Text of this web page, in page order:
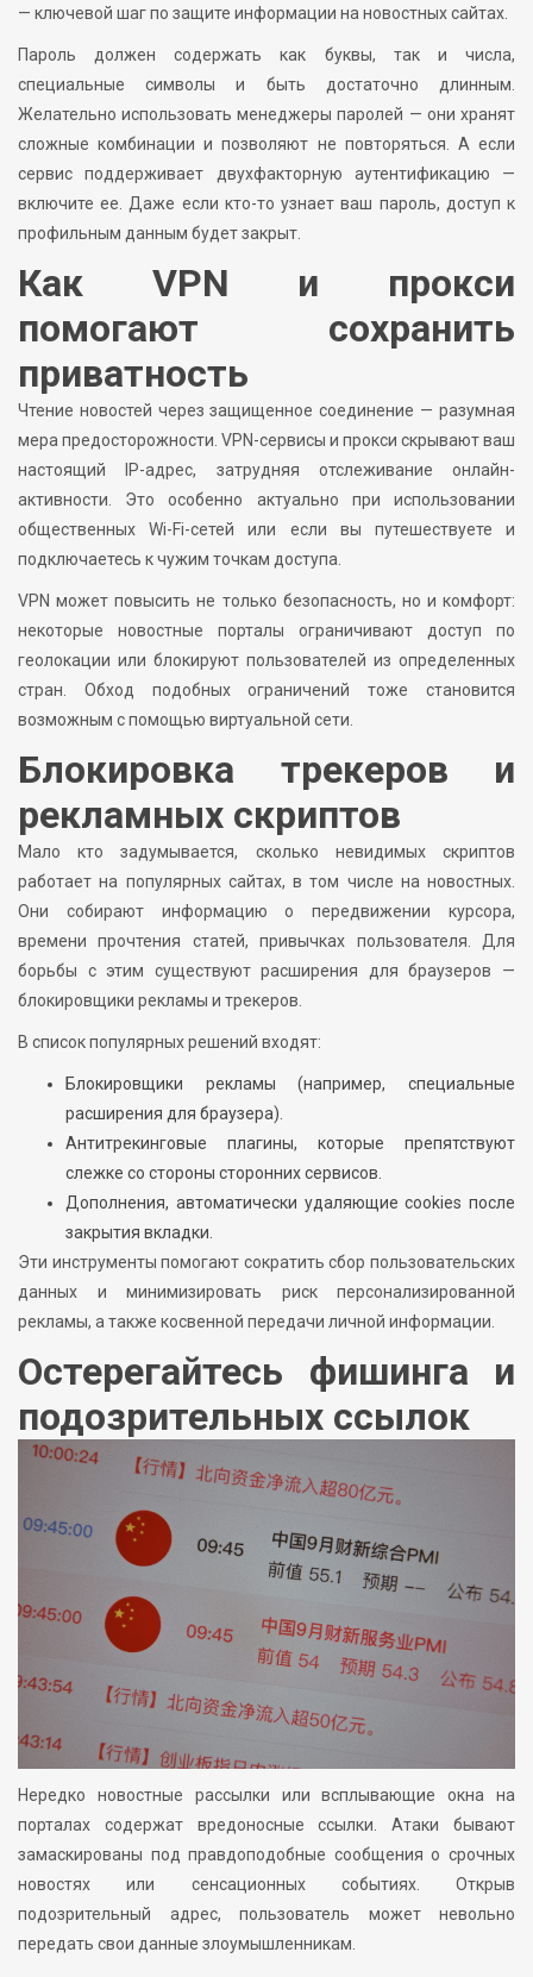
— ключевой шаг по защите информации на новостных сайтах.
Пароль должен содержать как буквы, так и числа,
специальные символы и быть достаточно длинным.
Желательно использовать менеджеры паролей — они хранят
сложные комбинации и позволяют не повторяться. А если
сервис поддерживает двухфакторную аутентификацию —
включите ее. Даже если кто-то узнает ваш пароль, доступ к
профильным данным будет закрыт.
Как VPN и прокси
помогают сохранить
приватность
Чтение новостей через защищенное соединение — разумная
мера предосторожности. VPN-сервисы и прокси скрывают ваш
настоящий IP-адрес, затрудняя отслеживание онлайн-
активности. Это особенно актуально при использовании
общественных Wi-Fi-сетей или если вы путешествуете и
подключаетесь к чужим точкам доступа.
VPN может повысить не только безопасность, но и комфорт:
некоторые новостные порталы ограничивают доступ по
геолокации или блокируют пользователей из определенных
стран. Обход подобных ограничений тоже становится
возможным с помощью виртуальной сети.
Блокировка трекеров и
рекламных скриптов
Мало кто задумывается, сколько невидимых скриптов
работает на популярных сайтах, в том числе на новостных.
Они собирают информацию о передвижении курсора,
времени прочтения статей, привычках пользователя. Для
борьбы с этим существуют расширения для браузеров —
блокировщики рекламы и трекеров.
В список популярных решений входят:
Блокировщики рекламы (например, специальные
расширения для браузера).
Антитрекинговые плагины, которые препятствуют
слежке со стороны сторонних сервисов.
Дополнения, автоматически удаляющие cookies после
закрытия вкладки.
Эти инструменты помогают сократить сбор пользовательских
данных и минимизировать риск персонализированной
рекламы, а также косвенной передачи личной информации.
Остерегайтесь фишинга и
подозрительных ссылок
Нередко новостные рассылки или всплывающие окна на
порталах содержат вредоносные ссылки. Атаки бывают
замаскированы под правдоподобные сообщения о срочных
новостях или сенсационных событиях. Открыв
подозрительный адрес, пользователь может невольно
передать свои данные злоумышленникам.